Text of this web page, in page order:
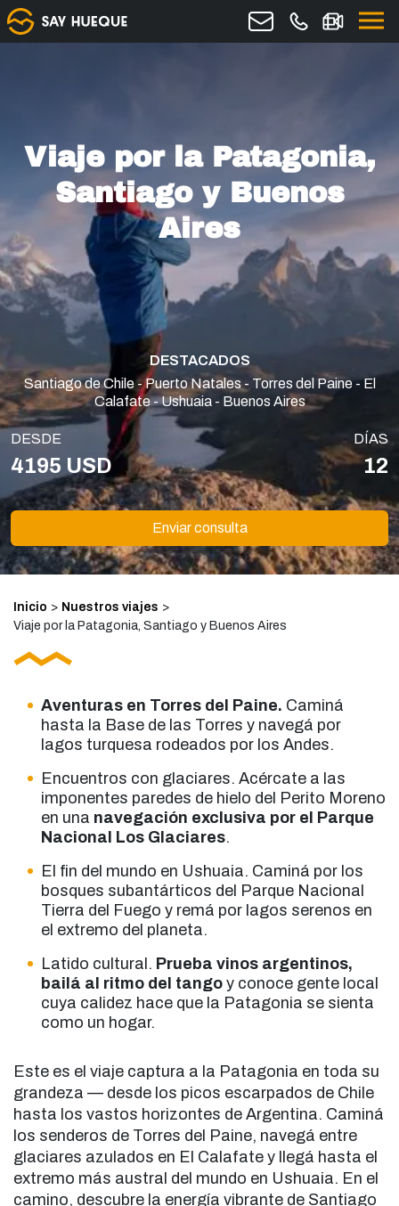
Viaje por la Patagonia,
Santiago y Buenos
Aires
DESTACADOS
Santiago de Chile - Puerto Natales - Torres del Paine - El
Calafate - Ushuaia - Buenos Aires
DESDE
4195 USD
DÍAS
12
Enviar consulta
Inicio > Nuestros viajes >
Viaje por la Patagonia, Santiago y Buenos Aires
Aventuras en Torres del Paine. Caminá
hasta la Base de las Torres y navegá por
lagos turquesa rodeados por los Andes.
Encuentros con glaciares. Acércate a las
imponentes paredes de hielo del Perito Moreno
en una navegación exclusiva por el Parque
Nacional Los Glaciares.
El fin del mundo en Ushuaia. Caminá por los
bosques subantárticos del Parque Nacional
Tierra del Fuego y remá por lagos serenos en
el extremo del planeta.
Latido cultural. Prueba vinos argentinos,
bailá al ritmo del tango y conoce gente local
cuya calidez hace que la Patagonia se sienta
como un hogar.
Este es el viaje captura a la Patagonia en toda su
grandeza — desde los picos escarpados de Chile
hasta los vastos horizontes de Argentina. Caminá
los senderos de Torres del Paine, navegá entre
glaciares azulados en El Calafate y llegá hasta el
extremo más austral del mundo en Ushuaia. En el
camino, descubre la energía vibrante de Santiago